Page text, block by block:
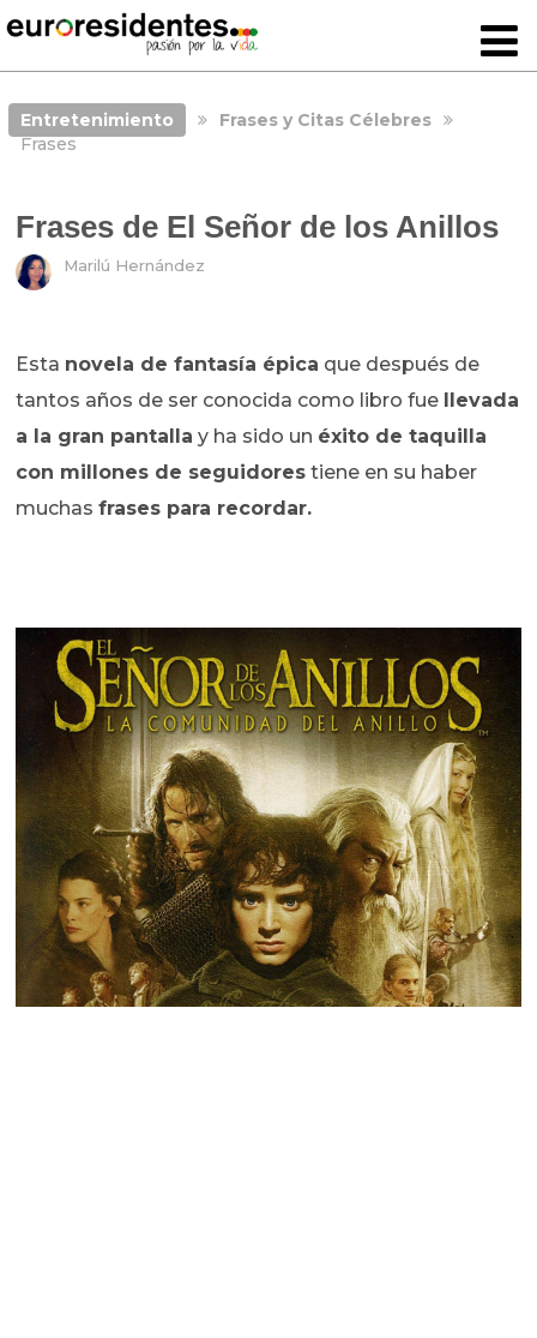
Entretenimiento
Frases y Citas Célebres
Frases
Frases de El Señor de los Anillos
Marilú Hernández
Esta novela de fantasía épica que después de
tantos años de ser conocida como libro fue
llevada
a la gran pantalla y ha sido un éxito de taquilla
con millones de seguidores tiene en su haber
muchasfrases para recordar.